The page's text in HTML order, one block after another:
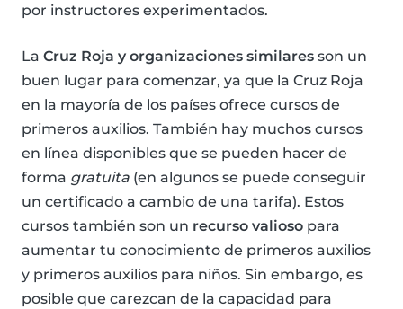
por instructores experimentados.
La Cruz Roja y organizaciones similares son un
buen lugar para comenzar, ya que la Cruz Roja
en la mayoría de los países ofrece cursos de
primeros auxilios. También hay muchos cursos
en línea disponibles que se pueden hacer de
forma gratuita (en algunos se puede conseguir
un certificado a cambio de una tarifa). Estos
cursos también son un recurso valioso para
aumentar tu conocimiento de primeros auxilios
y primeros auxilios para niños. Sin embargo, es
posible que carezcan de la capacidad para